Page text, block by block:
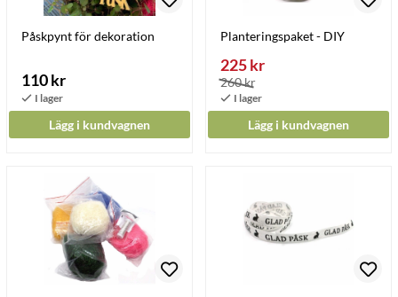
Påskpynt för dekoration
110 kr
Lägg i kundvagnen
Planteringspaket - DIY
225 kr
260 kr
Lägg i kundvagnen